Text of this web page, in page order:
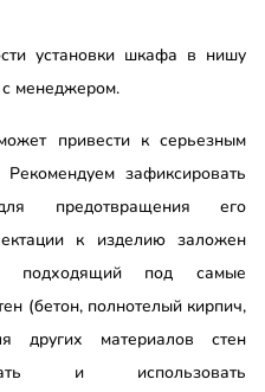
установки шкафа в нишу
с менеджером.
привести к серьезным
зафиксировать
предотвращения его
к изделию заложен
подходящий под самые
(бетон, полнотелый кирпич,
других материалов стен
и использовать